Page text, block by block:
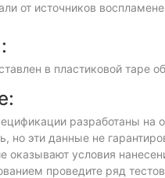
от источников
в пластиковой таре
разработаны на
но эти данные не
оказывают условия
проведите ряд